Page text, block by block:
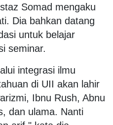
Somad mengaku
Dia bahkan datang
untuk belajar
seminar.
integrasi ilmu
di UII akan lahir
Ibnu Rush, Abnu
dan ulama. Nanti